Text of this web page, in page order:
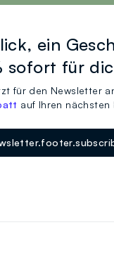
ein
sofort für
für den Newsletter
auf Ihren nächsten